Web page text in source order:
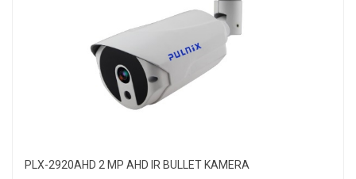
PLX-2920AHD 2 MP AHD IR BULLET KAMERA